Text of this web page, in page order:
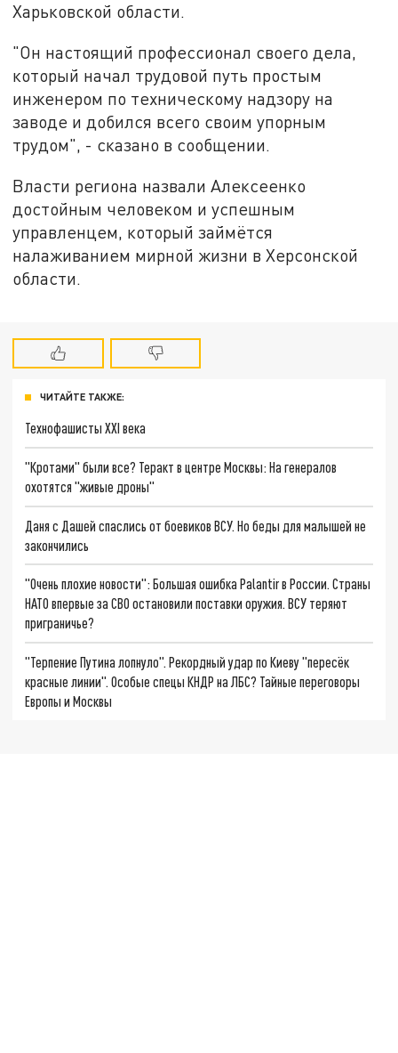
Харьковской области.
"Он настоящий профессионал своего дела,
который начал трудовой путь простым
инженером по техническому надзору на
заводе и добился всего своим упорным
трудом", - сказано в сообщении.
Власти региона назвали Алексеенко
достойным человеком и успешным
управленцем, который займётся
налаживанием мирной жизни в Херсонской
области.
ЧИТАЙТЕ ТАКЖЕ:
Технофашисты XXI века
"Кротами" были все? Теракт в центре Москвы: На генералов
охотятся "живые дроны"
Даня с Дашей спаслись от боевиков ВСУ. Но беды для малышей не
закончились
"Очень плохие новости": Большая ошибка Palantir в России. Страны
НАТО впервые за СВО остановили поставки оружия. ВСУ теряют
приграничье?
"Терпение Путина лопнуло". Рекордный удар по Киеву "пересёк
красные линии". Особые спецы КНДР на ЛБС? Тайные переговоры
Европы и Москвы